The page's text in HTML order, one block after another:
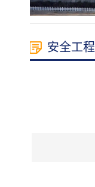
安全工程